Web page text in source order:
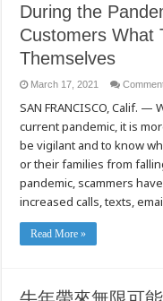
During the
Customers What
Themselves
March 17, 2021
SAN FRANCISCO, Calif.
current pandemic, it is
be vigilant and to know
or their families from
pandemic, scammers
increased calls, texts,
Read More »